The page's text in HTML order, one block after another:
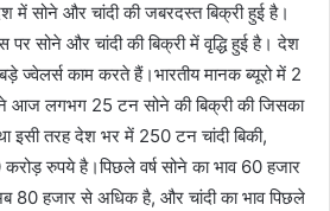
में सोने और चांदी की जबरदस्त बिक्री हुई है।
पर सोने और चांदी की बिक्री में वृद्धि हुई है। देश
ज्वेलर्स काम करते हैं।भारतीय मानक ब्यूरो में 2
आज लगभग 25 टन सोने की बिक्री की जिसका
इसी तरह देश भर में 250 टन चांदी बिकी,
रुपये है।पिछले वर्ष सोने का भाव 60 हजार
80 हजार से अधिक है, और चांदी का भाव पिछले